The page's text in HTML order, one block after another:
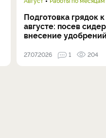
Подготовка грядок
августе: посев
внесение удобрений
27.07.2026 1 204